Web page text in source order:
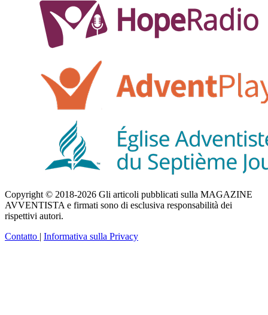
Copyright © 2018-2026 Gli articoli pubblicati sulla MAGAZINE
AVVENTISTA e firmati sono di esclusiva responsabilità dei
rispettivi autori.
Contatto | Informativa sulla Privacy